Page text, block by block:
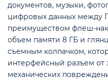
документов, музыки,
цифровых данных между
преимуществом флеш-
объем памяти 8 ГБ и
съемным колпачком,
интерфейсный разъем от
механических